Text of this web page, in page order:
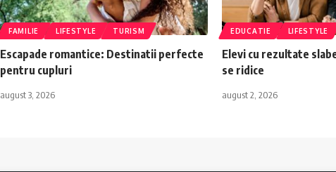
FAMILIE LIFESTYLE TURISM
Escapade romantice: Destinatii perfecte
pentru cupluri
august 3, 2026
EDUCATIE LIFESTYLE
Elevi cu rezultate
se ridice
august 2, 2026